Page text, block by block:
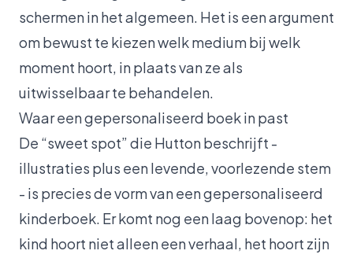
schermen in het algemeen. Het is een argument
om bewust te kiezen welk medium bij welk
moment hoort, in plaats van ze als
uitwisselbaar te behandelen.
Waar een gepersonaliseerd boek in past
De “sweet spot” die Hutton beschrijft -
illustraties plus een levende, voorlezende stem
- is precies de vorm van een gepersonaliseerd
kinderboek. Er komt nog een laag bovenop: het
kind hoort niet alleen een verhaal, het hoort zijn